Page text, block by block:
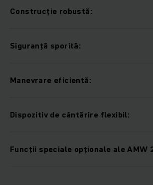
Construcție robustă:
Siguranță sporită:
Manevrare eficientă:
Dispozitiv de cântărire flexibil:
Funcții speciale opționale ale AMW